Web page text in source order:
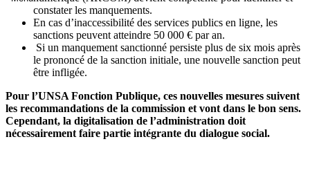
constater les manquements.
En cas d’inaccessibilité des services publics en ligne, les
sanctions peuvent atteindre 50 000 € par an.
Si un manquement sanctionné persiste plus de six mois après
le prononcé de la sanction initiale, une nouvelle sanction peut
être infligée.
Pour l’UNSA Fonction Publique, ces nouvelles mesures suivent
les recommandations de la commission et vont dans le bon sens.
Cependant, la digitalisation de l’administration doit
nécessairement faire partie intégrante du dialogue social.